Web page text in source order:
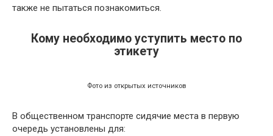
также не пытаться познакомиться.
Кому необходимо уступить место по
этикету
Фото из открытых источников
В общественном транспорте сидячие места в первую
очередь установлены для: